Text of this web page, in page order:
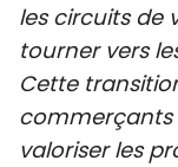
les circuits de
tourner vers
Cette
commerçants
valoriser les